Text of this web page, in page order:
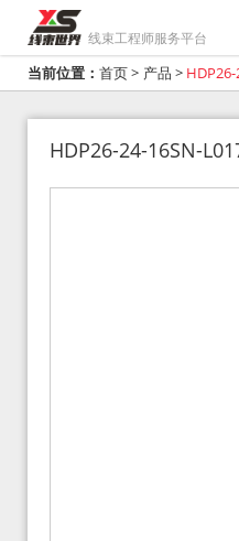
线束工程师服务平台
当前位置： 首页> 产品 >
HDP26-24-16SN-